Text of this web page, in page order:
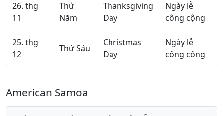
26. thg
11
Thứ
Năm
Thanksgiving
Day
Ngày lễ
công cộng
25. thg
12
Thứ Sáu
Christmas
Day
Ngày lễ
công cộng
American Samoa